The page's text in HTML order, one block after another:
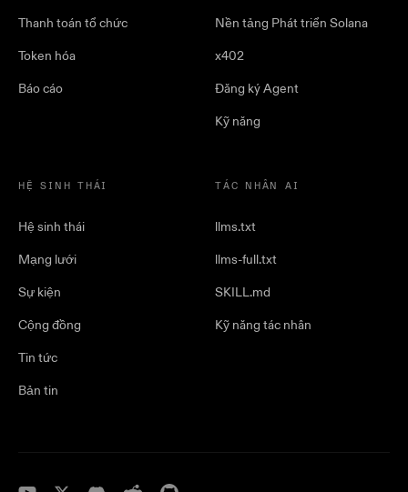
Thanh toán tổ chức
Token hóa
Báo cáo
Nền tảng Phát triển Solana
x402
Đăng ký Agent
Kỹ năng
HỆ SINH THÁI
Hệ sinh thái
Mạng lưới
Sự kiện
Cộng đồng
Tin tức
Bản tin
TÁC NHÂN AI
llms.txt
llms-full.txt
SKILL.md
Kỹ năng tác nhân